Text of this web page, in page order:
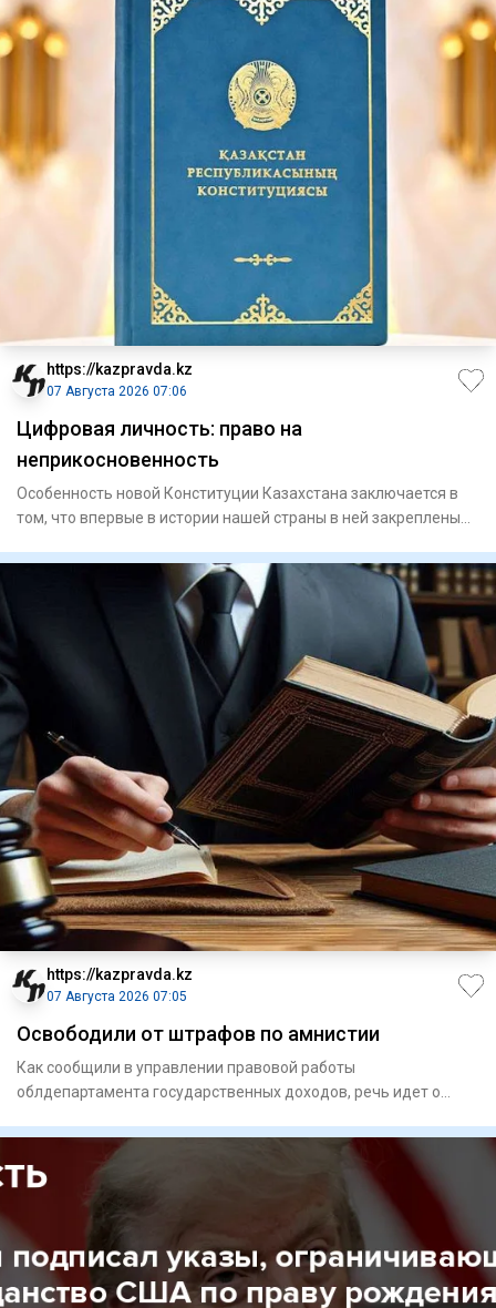
https://kazpravda.kz
07 Августа 2026 07:06
Цифровая личность: право на
неприкосновенность
Особенность новой Конституции Казахстана заключается в
том, что впервые в истории нашей страны в ней закреплены
https://kazpravda.kz
07 Августа 2026 07:05
Освободили от штрафов по амнистии
Как сообщили в управлении правовой работы
облдепартамента государственных доходов, речь идет о